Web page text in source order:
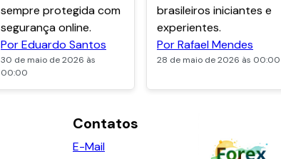
sempre protegida com
segurança online.
Por Eduardo Santos
30 de maio de 2026 às
00:00
brasileiros iniciantes e
experientes.
Por Rafael Mendes
28 de maio de 2026 às 00:00
Contatos
E-Mail